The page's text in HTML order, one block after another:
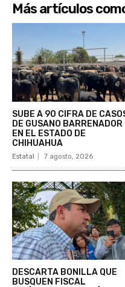
Más artículos
SUBE A 90 CIFRA DE
DE GUSANO BARRENADOR
EN EL ESTADO DE
CHIHUAHUA
Estatal 7 agosto, 2026
DESCARTA BONILLA QUE
BUSQUEN FISCAL